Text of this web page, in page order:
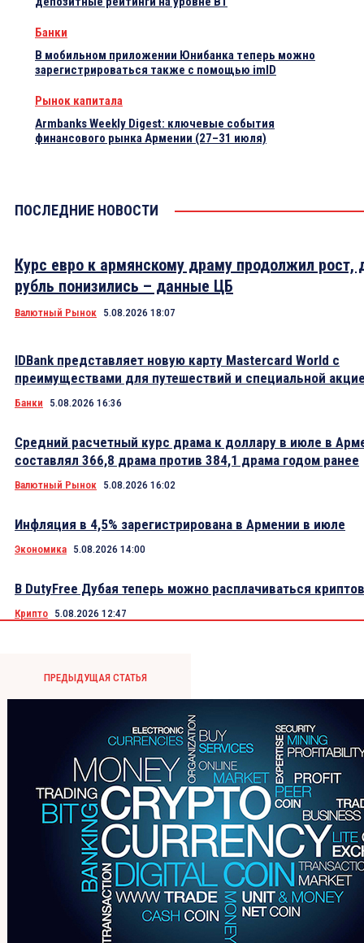
Банки
В мобильном приложении Юнибанка теперь можно
зарегистрироваться также с помощью imID
Рынок капитала
Armbanks Weekly Digest: ключевые события
финансового рынка Армении (27–31 июля)
ПОСЛЕДНИЕ НОВОСТИ
Курс евро к армянскому драму продолжил рост,
рубль понизились – данные ЦБ
Валютный Рынок 5.08.2026 18:07
IDBank представляет новую карту Mastercard World с
преимуществами для путешествий и специальной
Банки 5.08.2026 16:36
Средний расчетный курс драма к доллару в июле в
составлял 366,8 драма против 384,1 драма годом ранее
Валютный Рынок 5.08.2026 16:02
Инфляция в 4,5% зарегистрирована в Армении в июле
Экономика 5.08.2026 14:00
В DutyFree Дубая теперь можно расплачиваться
Крипто 5.08.2026 12:47
ПРЕДЫДУЩАЯ СТАТЬЯ